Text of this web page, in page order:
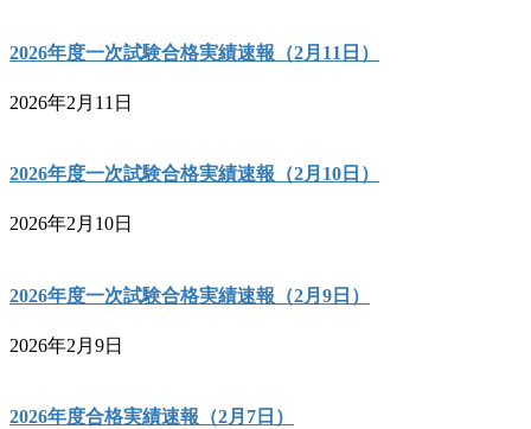
2026年度一次試験合格実績速報（2月11日）
2026年2月11日
2026年度一次試験合格実績速報（2月10日）
2026年2月10日
2026年度一次試験合格実績速報（2月9日）
2026年2月9日
2026年度合格実績速報（2月7日）